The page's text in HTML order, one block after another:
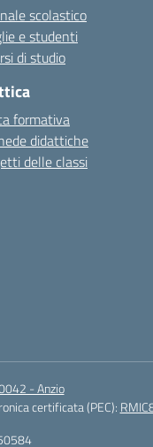
scolastico
e studenti
di studio
formativa
didattiche
delle classi
- Anzio
certificata (PEC):